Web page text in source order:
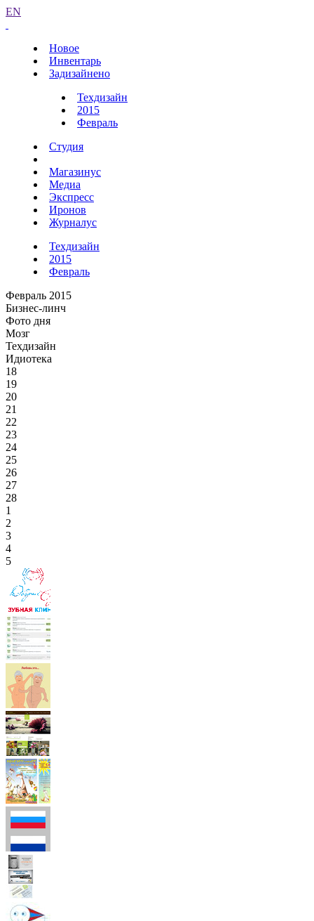
EN
Новое
Инвентарь
Задизайнено
Техдизайн
2015
Февраль
Студия
Магазинус
Медиа
Экспресс
Иронов
Журналус
Техдизайн
2015
Февраль
Февраль 2015
Бизнес-линч
Фото дня
Мозг
Техдизайн
Идиотека
18
19
20
21
22
23
24
25
26
27
28
1
2
3
4
5